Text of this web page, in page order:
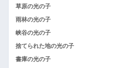
草原の光の子
雨林の光の子
峡谷の光の子
捨てられた地の光の子
書庫の光の子